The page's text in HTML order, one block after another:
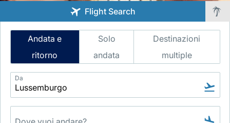
Gruppo Luxair
Flight Search
Intelligent
Search
Andata e
ritorno
Solo
andata
Destinazioni
multiple
Da